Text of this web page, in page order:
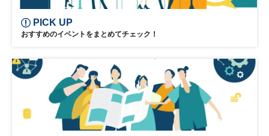
PICK UP
おすすめのイベントをまとめてチェック！